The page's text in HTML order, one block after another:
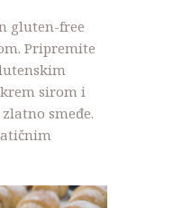
gluten-free
Pripremite
sirom i
smeđe.